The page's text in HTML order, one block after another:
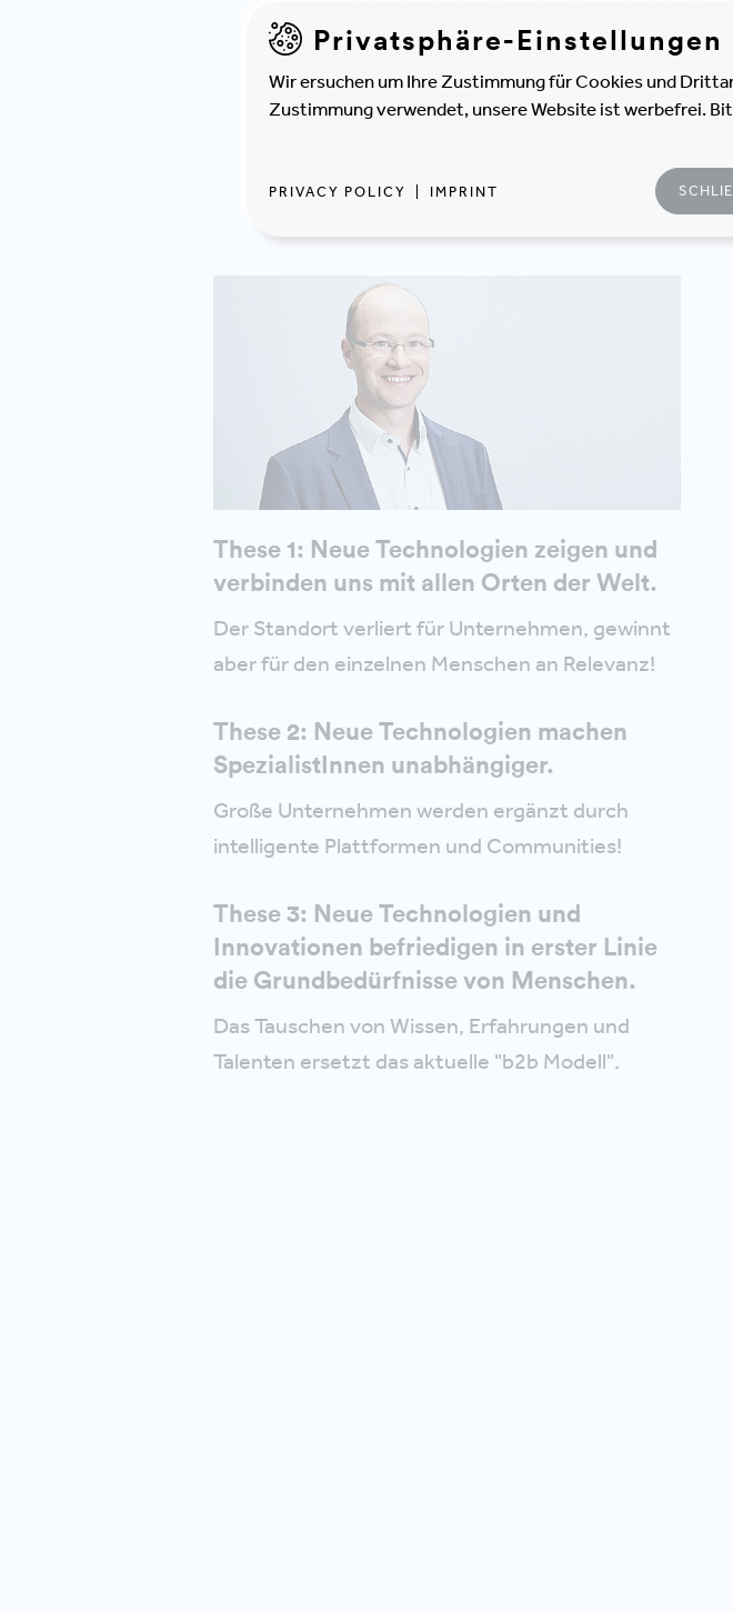
Wie wirken Megatrends auf Menschen,
und Diskussion stellenMaria Dietrich
These 1: Neue Technologien zeigen und
verbinden uns mit allen Orten der Welt.
Der Standort verliert für Unternehmen, gewinnt
aber für den einzelnen Menschen an Relevanz!
These 2: Neue Technologien machen
SpezialistInnen unabhängiger.
Große Unternehmen werden ergänzt durch
intelligente Plattformen und Communities!
These 3: Neue Technologien und
Innovationen befriedigen in erster Linie
die Grundbedürfnisse von Menschen.
Das Tauschen von Wissen, Erfahrungen und
Talenten ersetzt das aktuelle "b2b Modell".
Privatsphäre-Einstellungen
Wir ersuchen um Ihre Zustimmung für Cookies und
Zustimmung verwendet, unsere Website ist werbefrei.
PRIVACY POLICY IMPRINT